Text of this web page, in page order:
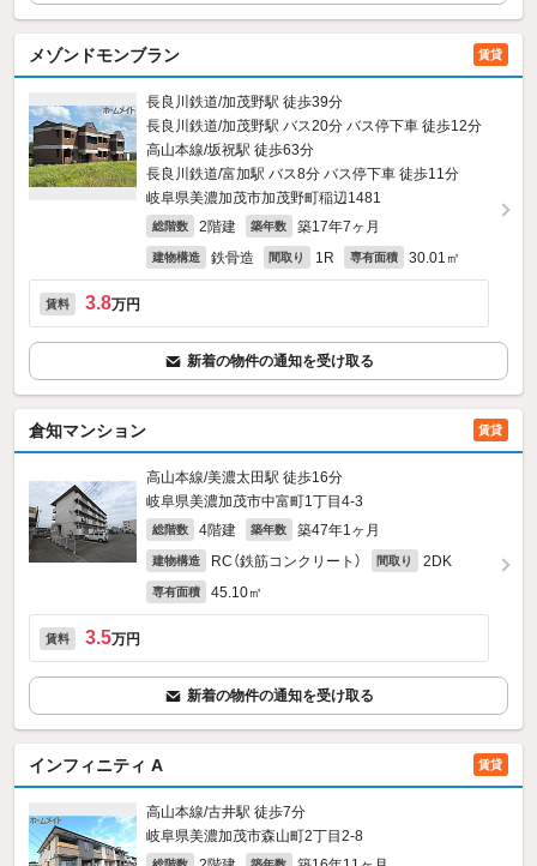
メゾンドモンブラン 賃貸
長良川鉄道/加茂野駅 徒歩39分
長良川鉄道/加茂野駅 バス20分 バス停下車 徒歩12分
高山本線/坂祝駅 徒歩63分
長良川鉄道/富加駅 バス8分 バス停下車 徒歩11分
岐阜県美濃加茂市加茂野町稲辺1481
総階数 2階建 築年数 築17年7ヶ月
建物構造 鉄骨造 間取り 1R 専有面積 30.01㎡
賃料 3.8万円
新着の物件の通知を受け取る
倉知マンション 賃貸
高山本線/美濃太田駅 徒歩16分
岐阜県美濃加茂市中富町1丁目4-3
総階数 4階建 築年数 築47年1ヶ月
建物構造 RC（鉄筋コンクリート） 間取り 2DK
専有面積 45.10㎡
賃料 3.5万円
新着の物件の通知を受け取る
インフィニティ A 賃貸
高山本線/古井駅 徒歩7分
岐阜県美濃加茂市森山町2丁目2-8